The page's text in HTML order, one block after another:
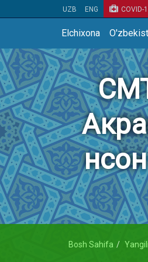
UZB ENG COVID-
Elchixona
Bosh Sahifa